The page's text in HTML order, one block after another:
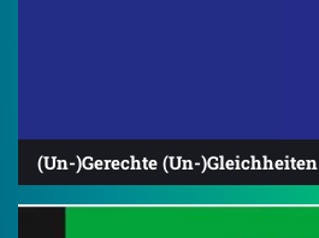
(Un-)Gerechte (Un-)Gleichheiten